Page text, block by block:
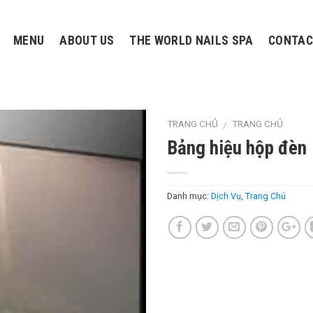
MENU ABOUT US THE WORLD NAILS SPA
TRANG CHỦ / TRANG CHỦ
Bảng hiệu hộp đèn
Danh mục: Dịch Vụ Trang Chủ